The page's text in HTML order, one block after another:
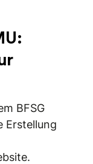
BFSG
Erstellung